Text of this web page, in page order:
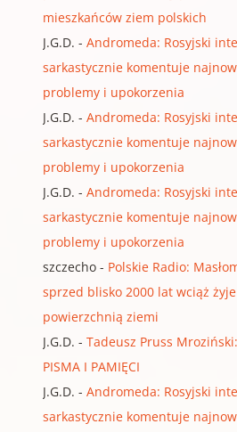
mieszkańców ziem polskich
J.G.D. - Andromeda: Rosyjski
sarkastycznie komentuje
problemy i upokorzenia
J.G.D. - Andromeda: Rosyjski
sarkastycznie komentuje
problemy i upokorzenia
J.G.D. - Andromeda: Rosyjski
sarkastycznie komentuje
problemy i upokorzenia
szczecho- Polskie Radio:
sprzed blisko 2000 lat wciąż
powierzchnią ziemi
J.G.D. - Tadeusz Pruss Mroziński:
PISMA I PAMIĘCI
J.G.D. - Andromeda: Rosyjski
sarkastycznie komentuje